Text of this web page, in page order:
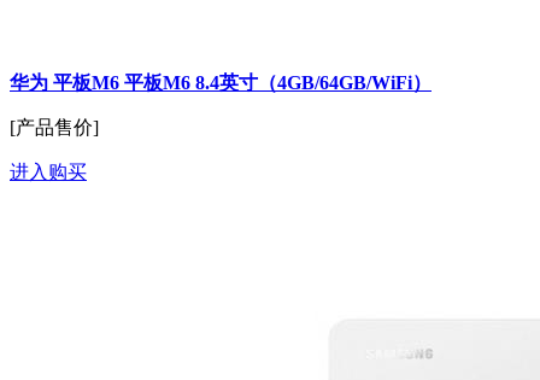
华为 平板M6 平板M6 8.4英寸（4GB/64GB/WiFi）
[产品售价]
进入购买